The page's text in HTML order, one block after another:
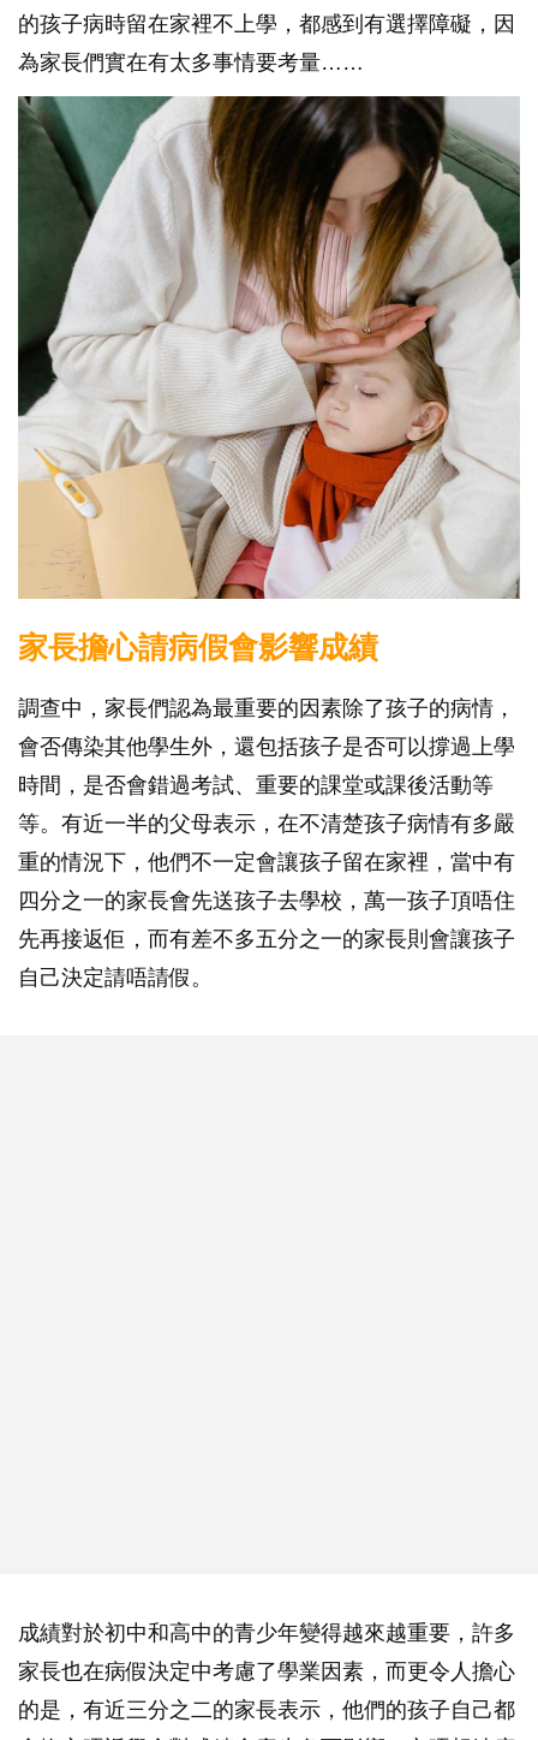
的孩子病時留在家裡不上學，都感到有選擇障礙，因
為家長們實在有太多事情要考量……
家長擔心請病假會影響成績
調查中，家長們認為最重要的因素除了孩子的病情，
會否傳染其他學生外，還包括孩子是否可以撐過上學
時間，是否會錯過考試、重要的課堂或課後活動等
等。有近一半的父母表示，在不清楚孩子病情有多嚴
重的情況下，他們不一定會讓孩子留在家裡，當中有
四分之一的家長會先送孩子去學校，萬一孩子頂唔住
先再接返佢，而有差不多五分之一的家長則會讓孩子
自己決定請唔請假。
成績對於初中和高中的青少年變得越來越重要，許多
家長也在病假決定中考慮了學業因素，而更令人擔心
的是，有近三分之二的家長表示，他們的孩子自己都